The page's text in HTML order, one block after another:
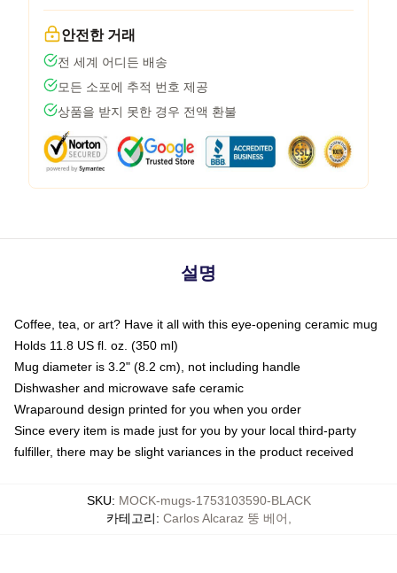
안전한 거래
전 세계 어디든 배송
모든 소포에 추적 번호 제공
상품을 받지 못한 경우 전액 환불
설명
Coffee, tea, or art? Have it all with this eye-opening ceramic mug
Holds 11.8 US fl. oz. (350 ml)
Mug diameter is 3.2" (8.2 cm), not including handle
Dishwasher and microwave safe ceramic
Wraparound design printed for you when you order
Since every item is made just for you by your local third-party
fulfiller, there may be slight variances in the product received
SKU: MOCK-mugs-1753103590-BLACK
카테고리: Carlos Alcaraz 뚱 베어